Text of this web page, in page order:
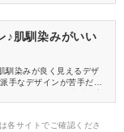
♪肌馴染みがいい
馴染みが良く見えるデザ
手なデザインが苦手だっ
にしたくなりますよね。
各サイトでご確認くださ